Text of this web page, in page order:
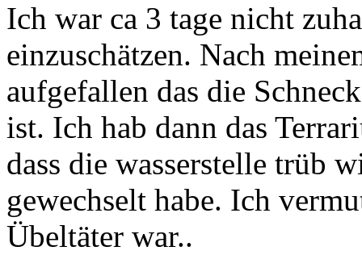
Ich war ca 3 tage nicht
einzuschätzen. Nach
aufgefallen das die
ist. Ich hab dann das
dass die wasserstelle trüb
gewechselt habe. Ich
Übeltäter war..